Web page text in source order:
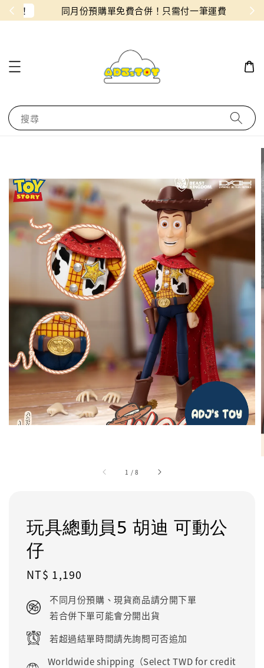
！ 同月份預購單免費合併！只需付一筆運費
搜尋
1 /8
玩具總動員5 胡迪 可動公
仔
Regular
NT$ 1,190
不同月份預購、現貨商品請分開下單
若合併下單可能會分開出貨
若超過結單時間請先詢問可否追加
Worldwide shipping（Select TWD for credit